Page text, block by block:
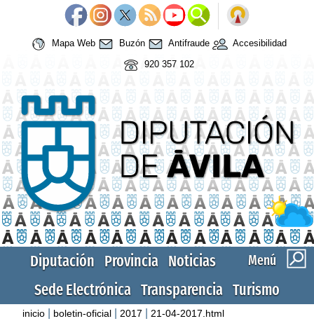
Mapa Web Buzón Antifraude
Accesibilidad
920 357 102
Menú
Diputación Provincia Noticias
Sede Electrónica Transparencia Turismo
inicio boletin-oficial 2017 21-04-2017.html